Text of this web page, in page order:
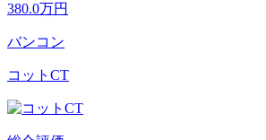
380.0万円
バンコン
コットCT